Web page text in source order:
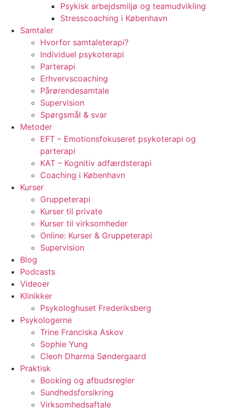
Psykisk arbejdsmiljø og teamudvikling
Stresscoaching i København
Samtaler
Hvorfor samtaleterapi?
Individuel psykoterapi
Parterapi
Erhvervscoaching
Pårørendesamtale
Supervision
Spørgsmål & svar
Metoder
EFT – Emotionsfokuseret psykoterapi og
parterapi
KAT – Kognitiv adfærdsterapi
Coaching i København
Kurser
Gruppeterapi
Kurser til private
Kurser til virksomheder
Online: Kurser & Gruppeterapi
Supervision
Blog
Podcasts
Videoer
Klinikker
Psykologhuset Frederiksberg
Psykologerne
Trine Franciska Askov
Sophie Yung
Cleoh Dharma Søndergaard
Praktisk
Booking og afbudsregler
Sundhedsforsikring
Virksomhedsaftale